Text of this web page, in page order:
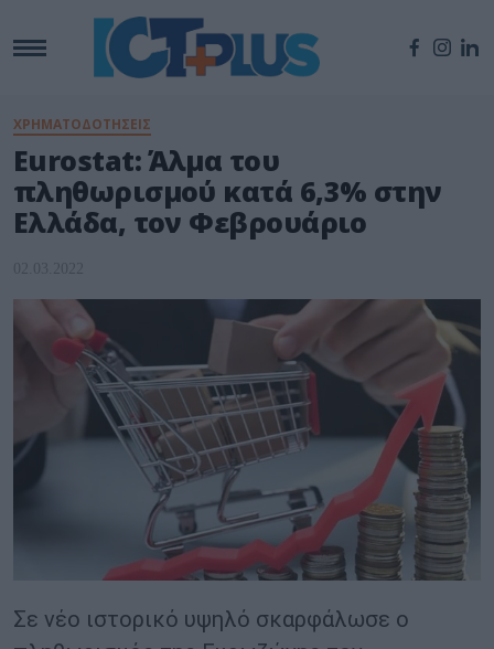
ΧΡΗΜΑΤΟΔΟΤΗΣΕΙΣ
Eurostat: Άλμα του
πληθωρισμού κατά 6,3% στην
Ελλάδα, τον Φεβρουάριο
02.03.2022
Σε νέο ιστορικό υψηλό σκαρφάλωσε ο